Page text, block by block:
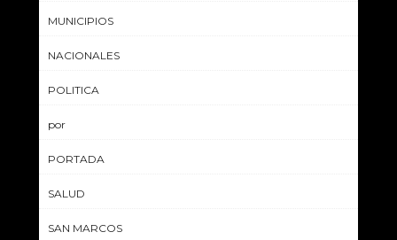
MUNICIPIOS
NACIONALES
POLITICA
por
PORTADA
SALUD
SAN MARCOS